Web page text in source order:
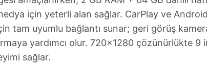
için yeterli alan sağlar. CarPlay ve
tam uyumlu bağlantı sunar; geri görüş
yardımcı olur. 720×1280 çözünürlükte
sağlar.